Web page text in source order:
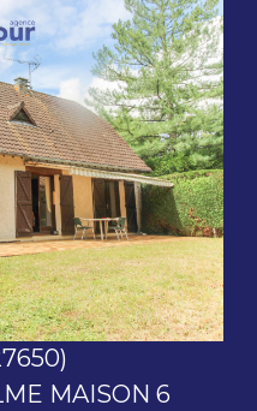
MAISON 6